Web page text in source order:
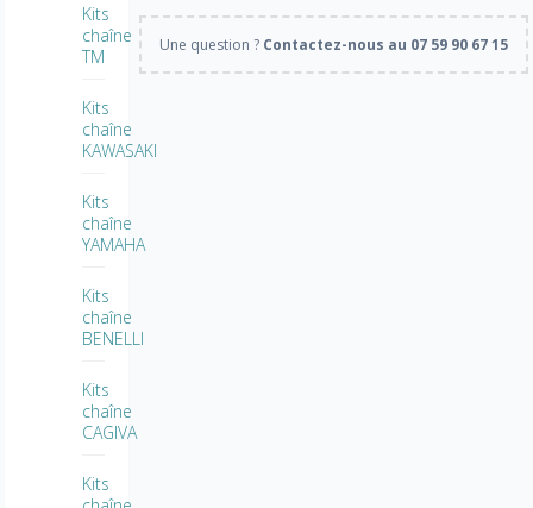
Une question ? Contactez-nous au 07 59 90 67 15
Kits
chaîne
TM
Kits
chaîne
KAWASAKI
Kits
chaîne
YAMAHA
Kits
chaîne
BENELLI
Kits
chaîne
CAGIVA
Kits